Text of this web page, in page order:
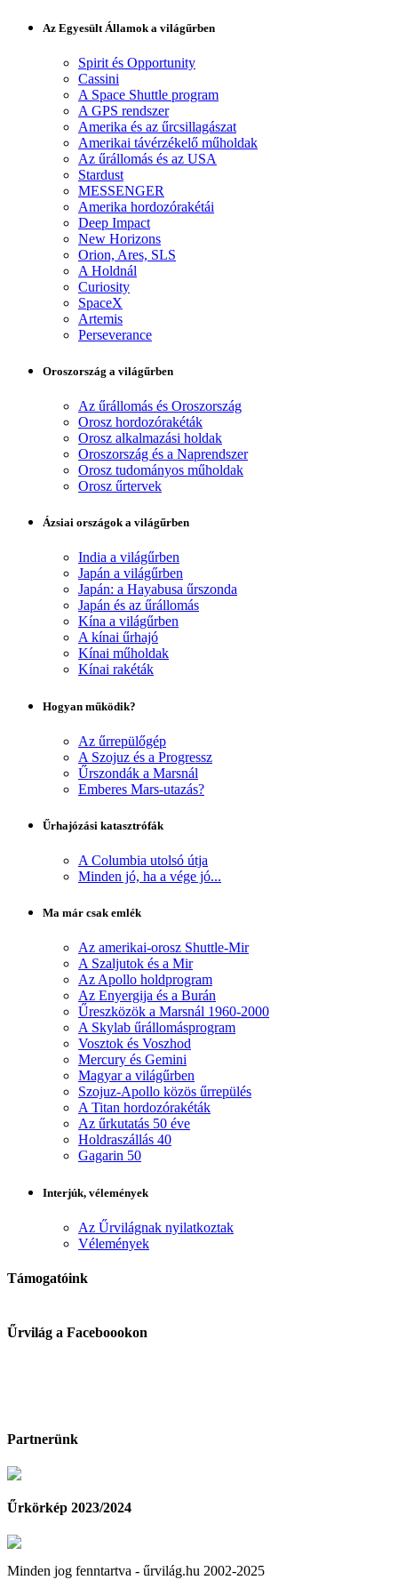
Az Egyesült Államok a világűrben
Spirit és Opportunity
Cassini
A Space Shuttle program
A GPS rendszer
Amerika és az űrcsillagászat
Amerikai távérzékelő műholdak
Az űrállomás és az USA
Stardust
MESSENGER
Amerika hordozórakétái
Deep Impact
New Horizons
Orion, Ares, SLS
A Holdnál
Curiosity
SpaceX
Artemis
Perseverance
Oroszország a világűrben
Az űrállomás és Oroszország
Orosz hordozórakéták
Orosz alkalmazási holdak
Oroszország és a Naprendszer
Orosz tudományos műholdak
Orosz űrtervek
Ázsiai országok a világűrben
India a világűrben
Japán a világűrben
Japán: a Hayabusa űrszonda
Japán és az űrállomás
Kína a világűrben
A kínai űrhajó
Kínai műholdak
Kínai rakéták
Hogyan működik?
Az űrrepülőgép
A Szojuz és a Progressz
Űrszondák a Marsnál
Emberes Mars-utazás?
Űrhajózási katasztrófák
A Columbia utolsó útja
Minden jó, ha a vége jó...
Ma már csak emlék
Az amerikai-orosz Shuttle-Mir
A Szaljutok és a Mir
Az Apollo holdprogram
Az Enyergija és a Burán
Űreszközök a Marsnál 1960-2000
A Skylab űrállomásprogram
Vosztok és Voszhod
Mercury és Gemini
Magyar a világűrben
Szojuz-Apollo közös űrrepülés
A Titan hordozórakéták
Az űrkutatás 50 éve
Holdraszállás 40
Gagarin 50
Interjúk, vélemények
Az Űrvilágnak nyilatkoztak
Vélemények
Támogatóink
Űrvilág a Faceboookon
Partnerünk
Űrkörkép 2023/2024
Minden jog fenntartva - űrvilág.hu 2002-2025